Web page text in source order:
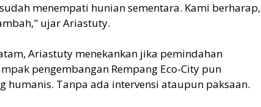
menempati hunian sementara. Kami berharap,
ujar Ariastuty.
Ariastuty menekankan jika pemindahan
pengembangan Rempang Eco-City pun
humanis. Tanpa ada intervensi ataupun paksaan.